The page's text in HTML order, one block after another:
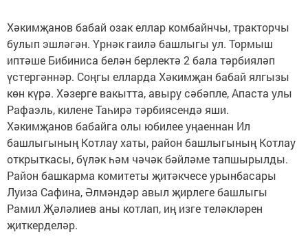
Хәкимҗанов бабай озак еллар комбайнчы, тракторчы
булып эшләгән. Үрнәк гаилә башлыгы ул. Тормыш
иптәше Бибиниса белән берлектә 2 бала тәрбияләп
үстергәннәр. Соңгы елларда Хәкимҗан бабай ялгызы
көн күрә. Хәзерге вакытта, авыру сәбәпле, Апаста улы
Рафаэль, килене Таһирә тәрбиясендә яши.
Хәкимҗанов бабайга олы юбилее уңаеннан Ил
башлыгының Котлау хаты, район башлыгының Котлау
открыткасы, бүләк һәм чәчәк бәйләме тапшырылды.
Район башкарма комитеты җитәкчесе урынбасары
Луиза Сафина, Әлмәндәр авыл җирлеге башлыгы
Рамил Җәләлиев аны котлап, иң изге теләкләрен
җиткерделәр.